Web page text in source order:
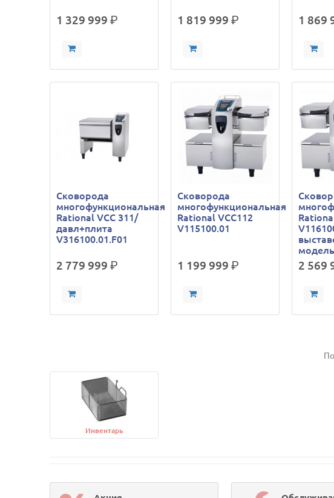
1 329 999р. 1 819 999р. 1 869
Сковорода
многофункциональная
Rational VCC 311/
давл+плита
V316100.01.F01
2 779 999р.
Сковорода
многофункциональная
Rational VCC112
V115100.01
1 199 999р. 2 569
Инвентарь